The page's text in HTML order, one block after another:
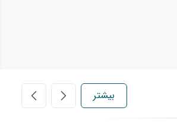
بیشتر